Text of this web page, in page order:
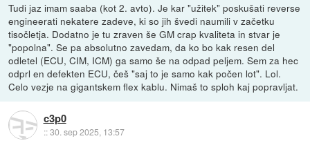
Tudi jaz imam saaba (kot 2. avto). Je kar "užitek" poskušati reverse
engineerati nekatere zadeve, ki so jih švedi naumili v začetku
tisočletja. Dodatno je tu zraven še GM crap kvaliteta in stvar je
"popolna". Se pa absolutno zavedam, da ko bo kak resen del
odletel (ECU, CIM, ICM) ga samo še na odpad peljem. Sem za hec
odprl en defekten ECU, češ "saj to je samo kak počen lot". Lol.
Celo vezje na gigantskem flex kablu. Nimaš to sploh kaj popravljat.
c3p0
::30. sep 2025, 13:57